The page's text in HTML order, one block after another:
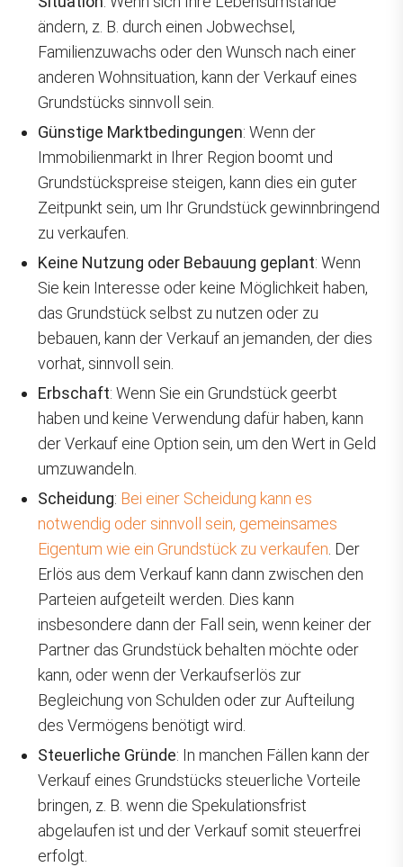
ändern, z. B. durch einen Jobwechsel,
Familienzuwachs oder den Wunsch nach einer
anderen Wohnsituation, kann der Verkauf eines
Grundstücks sinnvoll sein.
Günstige Marktbedingungen: Wenn der
Immobilienmarkt in Ihrer Region boomt und
Grundstückspreise steigen, kann dies ein guter
Zeitpunkt sein, um Ihr Grundstück gewinnbringend
zu verkaufen.
Keine Nutzung oder Bebauung geplant: Wenn
Sie kein Interesse oder keine Möglichkeit haben,
das Grundstück selbst zu nutzen oder zu
bebauen, kann der Verkauf an jemanden, der dies
vorhat, sinnvoll sein.
Erbschaft: Wenn Sie ein Grundstück geerbt
haben und keine Verwendung dafür haben, kann
der Verkauf eine Option sein, um den Wert in Geld
umzuwandeln.
Scheidung: Bei einer Scheidung kann es
notwendig oder sinnvoll sein, gemeinsames
Eigentum wie ein Grundstück zu verkaufen . Der
Erlös aus dem Verkauf kann dann zwischen den
Parteien aufgeteilt werden. Dies kann
insbesondere dann der Fall sein, wenn keiner der
Partner das Grundstück behalten möchte oder
kann, oder wenn der Verkaufserlös zur
Begleichung von Schulden oder zur Aufteilung
des Vermögens benötigt wird.
Steuerliche Gründe: In manchen Fällen kann der
Verkauf eines Grundstücks steuerliche Vorteile
bringen, z. B. wenn die Spekulationsfrist
abgelaufen ist und der Verkauf somit steuerfrei
erfolgt.